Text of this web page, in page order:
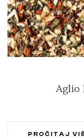
Aglio
PROČITAJ